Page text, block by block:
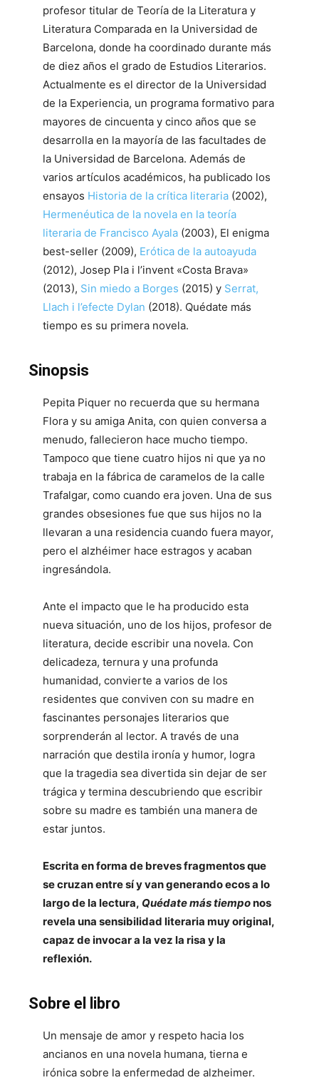
profesor titular de Teoría de la Literatura y
Literatura Comparada en la Universidad de
Barcelona, donde ha coordinado durante más
de diez años el grado de Estudios Literarios.
Actualmente es el director de la Universidad
de la Experiencia, un programa formativo para
mayores de cincuenta y cinco años que se
desarrolla en la mayoría de las facultades de
la Universidad de Barcelona. Además de
varios artículos académicos, ha publicado los
ensayos Historia de la crítica literaria (2002),
Hermenéutica de la novela en la teoría
literaria de Francisco Ayala (2003), El enigma
best-seller (2009), Erótica de la autoayuda
(2012), Josep Pla i l’invent «Costa Brava»
(2013), Sin miedo a Borges (2015) y Serrat,
Llach i l’efecte Dylan (2018). Quédate más
tiempo es su primera novela.
Sinopsis
Pepita Piquer no recuerda que su hermana
Flora y su amiga Anita, con quien conversa a
menudo, fallecieron hace mucho tiempo.
Tampoco que tiene cuatro hijos ni que ya no
trabaja en la fábrica de caramelos de la calle
Trafalgar, como cuando era joven. Una de sus
grandes obsesiones fue que sus hijos no la
llevaran a una residencia cuando fuera mayor,
pero el alzhéimer hace estragos y acaban
ingresándola.
Ante el impacto que le ha producido esta
nueva situación, uno de los hijos, profesor de
literatura, decide escribir una novela. Con
delicadeza, ternura y una profunda
humanidad, convierte a varios de los
residentes que conviven con su madre en
fascinantes personajes literarios que
sorprenderán al lector. A través de una
narración que destila ironía y humor, logra
que la tragedia sea divertida sin dejar de ser
trágica y termina descubriendo que escribir
sobre su madre es también una manera de
estar juntos.
Escrita en forma de breves fragmentos que
se cruzan entre sí y van generando ecos a lo
largo de la lectura, Quédate más tiemponos
revela una sensibilidad literaria muy original,
capaz de invocar a la vez la risa y la
reflexión.
Sobre el libro
Un mensaje de amor y respeto hacia los
ancianos en una novela humana, tierna e
irónica sobre la enfermedad de alzheimer.